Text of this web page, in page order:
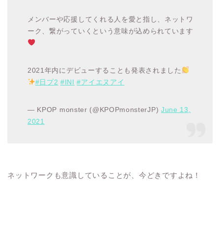
メンバーや応援してくれる人を愛と指し、ネットワ
ーク、繋がっていくという意味が込められています
2021年内にデビューすることも発表されました
#日プ2 #INI #アイエヌアイ
— KPOP monster (@KPOPmonsterJP) June 13,
2021
ネットワークも意識していることが、今どきですよね！